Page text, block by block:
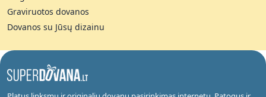
Graviruotos dovanos
Dovanos su Jūsų dizainu